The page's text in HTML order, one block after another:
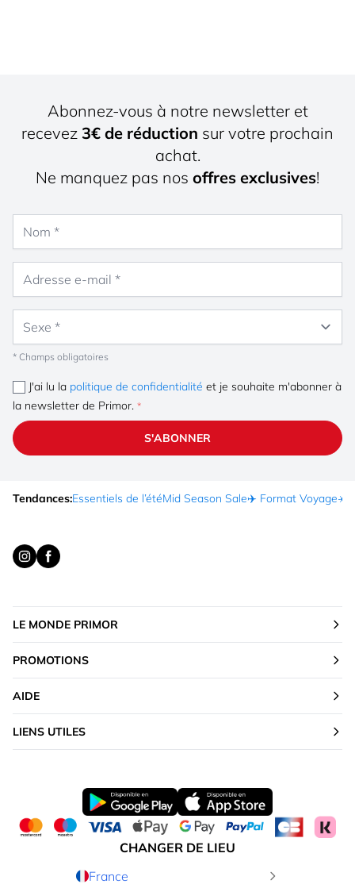
Abonnez-vous à notre newsletter et
recevez 3€ de réduction sur votre prochain
achat.
Ne manquez pas nos offres exclusives!
* Champs obligatoires
J'ai lu la politique de confidentialité et je souhaite m'abonner à
la newsletter de Primor.
S'ABONNER
Tendances:Essentiels de l’étéMid Season Sale✈️ Format Voyage☀️
LE MONDE PRIMOR
PROMOTIONS
AIDE
LIENS UTILES
CHANGER DE LIEU
France